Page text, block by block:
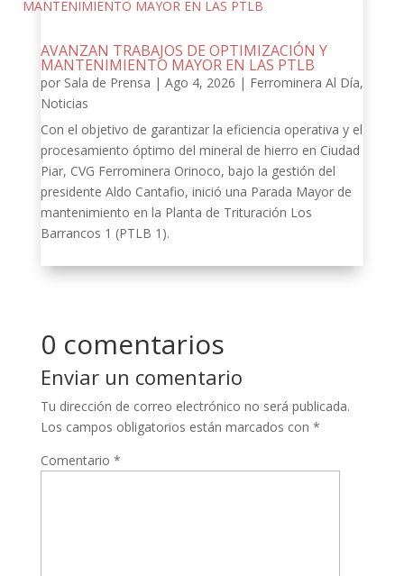
AVANZAN TRABAJOS DE OPTIMIZACIÓN Y
MANTENIMIENTO MAYOR EN LAS PTLB
por Sala de Prensa | Ago 4, 2026 | Ferrominera Al Día,
Noticias
Con el objetivo de garantizar la eficiencia operativa y el
procesamiento óptimo del mineral de hierro en Ciudad
Piar, CVG Ferrominera Orinoco, bajo la gestión del
presidente Aldo Cantafio, inició una Parada Mayor de
mantenimiento en la Planta de Trituración Los
Barrancos 1 (PTLB 1).
0 comentarios
Enviar un comentario
Tu dirección de correo electrónico no será publicada.
Los campos obligatorios están marcados con *
Comentario *